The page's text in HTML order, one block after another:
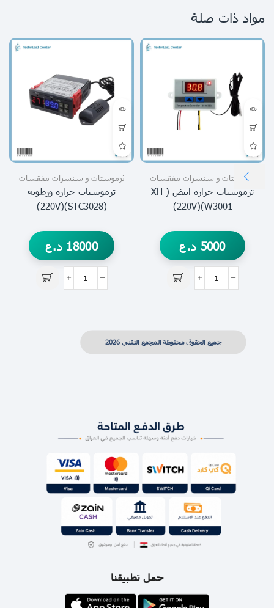
مواد ذات صلة
ثرموستات و سنسرات مفقسات
ثرموستات حرارة ابيض (XH-
W3001)(220V)
5000 د.ع
ثرموستات و سنسرات مفقسات
ثرموستات حرارة ورطوبة
(STC3028)(220V)
18000 د.ع
جميع الحقوق محفوظة المجمع التقني 2026
حمل تطبيقنا